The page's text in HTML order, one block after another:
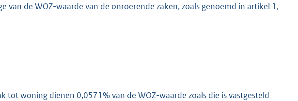
van de WOZ-waarde van de onroerende zaken, zoals genoemd in artikel 1,
tot woning dienen 0,0571% van de WOZ-waarde zoals die is vastgesteld